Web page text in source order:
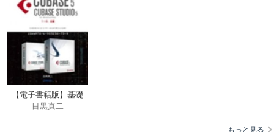
【電子書籍版】基礎
から新機能までまる
ごとわかる
目黒真二
もっと見る